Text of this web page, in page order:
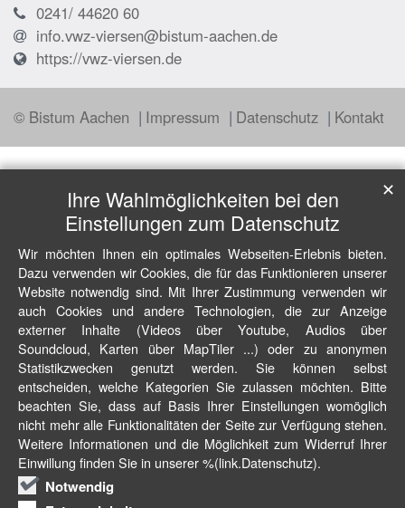
0241/ 44620 60
info.vwz-viersen@bistum-aachen.de
https://vwz-viersen.de
© Bistum Aachen Impressum Datenschutz Kontakt
Ihre Wahlmöglichkeiten bei den
Einstellungen zum Datenschutz
Wir möchten Ihnen ein optimales Webseiten-Erlebnis bieten.
Dazu verwenden wir Cookies, die für das Funktionieren unserer
Website notwendig sind. Mit Ihrer Zustimmung verwenden wir
auch Cookies und andere Technologien, die zur Anzeige
externer Inhalte (Videos über Youtube, Audios über
Soundcloud, Karten über MapTiler ...) oder zu anonymen
Statistikzwecken genutzt werden. Sie können selbst
entscheiden, welche Kategorien Sie zulassen möchten. Bitte
beachten Sie, dass auf Basis Ihrer Einstellungen womöglich
nicht mehr alle Funktionalitäten der Seite zur Verfügung stehen.
Weitere Informationen und die Möglichkeit zum Widerruf Ihrer
Einwillung finden Sie in unserer %(link.Datenschutz).
Notwendig
✕